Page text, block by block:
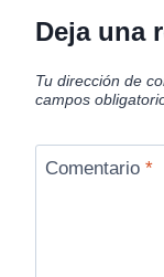
Deja una
Tu dirección de
campos
Comentario *